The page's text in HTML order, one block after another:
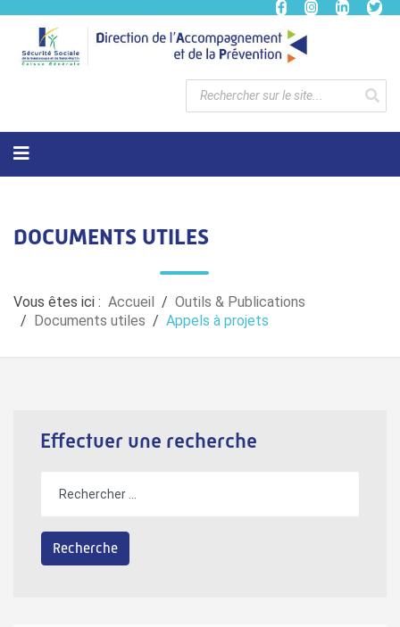
DOCUMENTS UTILES
Vous êtes ici : Accueil
Outils & Publications
Documents utiles
Appels à projets
Effectuer une recherche